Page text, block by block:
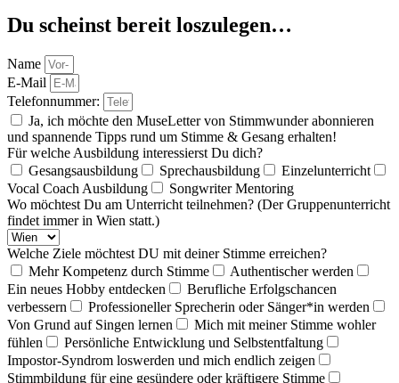
Du scheinst bereit loszulegen…
Name
E-Mail
Telefonnummer:
Ja, ich möchte den MuseLetter von Stimmwunder abonnieren
und spannende Tipps rund um Stimme & Gesang erhalten!
Für welche Ausbildung interessierst Du dich?
Gesangsausbildung
Sprechausbildung
Einzelunterricht
Vocal Coach Ausbildung
Songwriter Mentoring
Wo möchtest Du am Unterricht teilnehmen? (Der Gruppenunterricht
findet immer in Wien statt.)
Welche Ziele möchtest DU mit deiner Stimme erreichen?
Mehr Kompetenz durch Stimme
Authentischer werden
Ein neues Hobby entdecken
Berufliche Erfolgschancen
verbessern
Professioneller Sprecherin oder Sänger*in werden
Von Grund auf Singen lernen
Mich mit meiner Stimme wohler
fühlen
Persönliche Entwicklung und Selbstentfaltung
Impostor-Syndrom loswerden und mich endlich zeigen
Stimmbildung für eine gesündere oder kräftigere Stimme